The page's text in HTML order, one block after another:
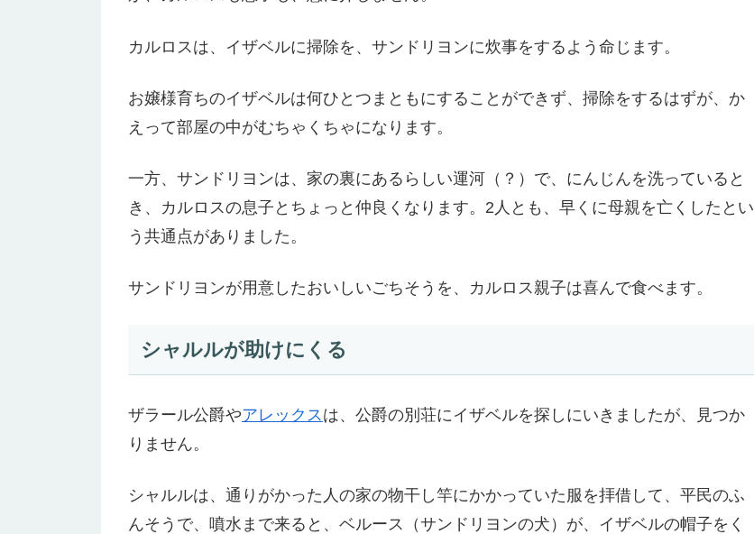
カルロスは、イザベルに掃除を、サンドリヨンに炊事をするよう命じます。
お嬢様育ちのイザベルは何ひとつまともにすることができず、掃除をするはずが、か
えって部屋の中がむちゃくちゃになります。
一方、サンドリヨンは、家の裏にあるらしい運河（？）で、にんじんを洗っていると
き、カルロスの息子とちょっと仲良くなります。2人とも、早くに母親を亡くしたとい
う共通点がありました。
サンドリヨンが用意したおいしいごちそうを、カルロス親子は喜んで食べます。
シャルルが助けにくる
ザラール公爵やアレックス は、公爵の別荘にイザベルを探しにいきましたが、見つか
りません。
シャルルは、通りがかった人の家の物干し竿にかかっていた服を拝借して、平民のふ
んそうで、噴水まで来ると、ベルース（サンドリヨンの犬）が、イザベルの帽子をく